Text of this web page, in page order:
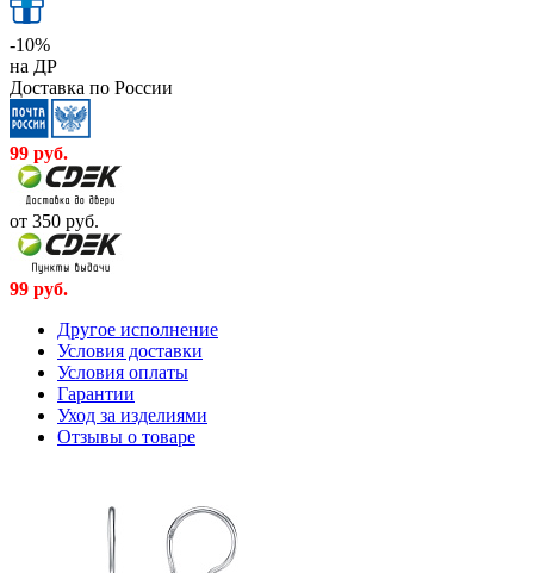
-10%
на ДР
Доставка по России
99 руб.
от 350 руб.
99 руб.
Другое исполнение
Условия доставки
Условия оплаты
Гарантии
Уход за изделиями
Отзывы о товаре